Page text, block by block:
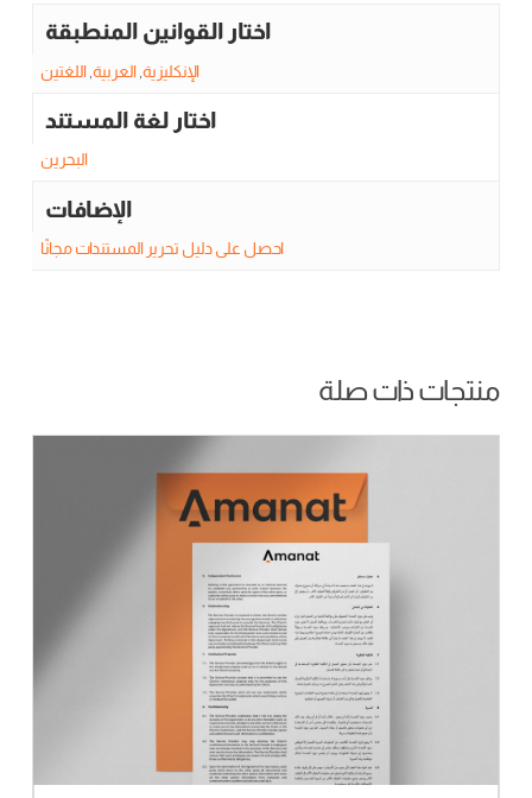
اختار القوانين المنطبقة
الإنكليزية,العربية,اللغتين
اختار لغة المستند
البحرين
الإضافات
احصل على دليل تحرير المستندات مجانًا
منتجات ذات صلة